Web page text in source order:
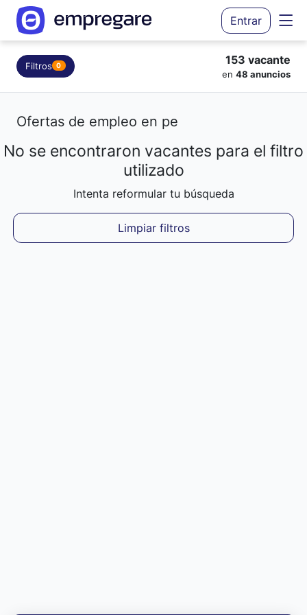
Entrar
Filtros 0 153 vacante
en 48 anuncios
Ofertas de empleo en pe
Cargando resultados...
No se encontraron vacantes para el filtro
utilizado
Intenta reformular tu búsqueda
Limpiar filtros